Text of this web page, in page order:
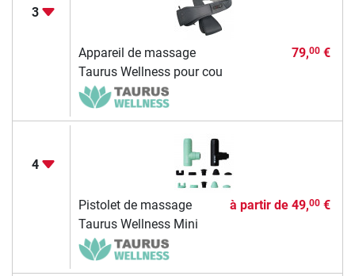
3
Appareil de massage
Taurus Wellness pour cou
79,00€
4
Pistolet de massage
Taurus Wellness Mini
à partir de 49,00€